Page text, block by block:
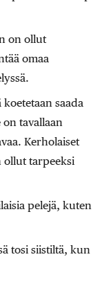
on ollut
omaa
saada
tavallaan
Kerholaiset
ollut tarpeeksi
pelejä, kuten
tosi siistiltä, kun